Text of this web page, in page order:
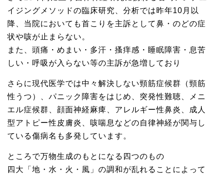
イジングメソッドの臨床研究、分析では昨年10月以
降、当院においても首こりを主訴として鼻・のどの症
状や咳が止まらない。
また、頭痛・めまい・多汗・搔痒感・睡眠障害・息苦
しい・呼吸が入らない等の主訴が急増しており
さらに現代医学では中々解決しない頸筋症候群（頸筋
性うつ）、パニック障害をはじめ、突発性難聴、メニ
エル症候群、顔面神経麻痺、アレルギー性鼻炎、成人
型アトピー性皮膚炎、咳喘息などの自律神経が関与し
ている傷病名も多発しています。
ところで万物生成のもとになる四つのもの
四大「地・水・火・風」の調和が乱れることによって